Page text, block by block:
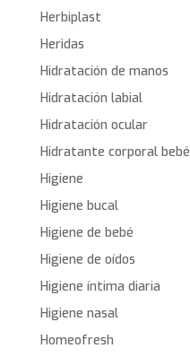
Herbiplast
Heridas
Hidratación de manos
Hidratación labial
Hidratación ocular
Hidratante corporal bebé
Higiene
Higiene bucal
Higiene de bebé
Higiene de oídos
Higiene íntima diaria
Higiene nasal
Homeofresh